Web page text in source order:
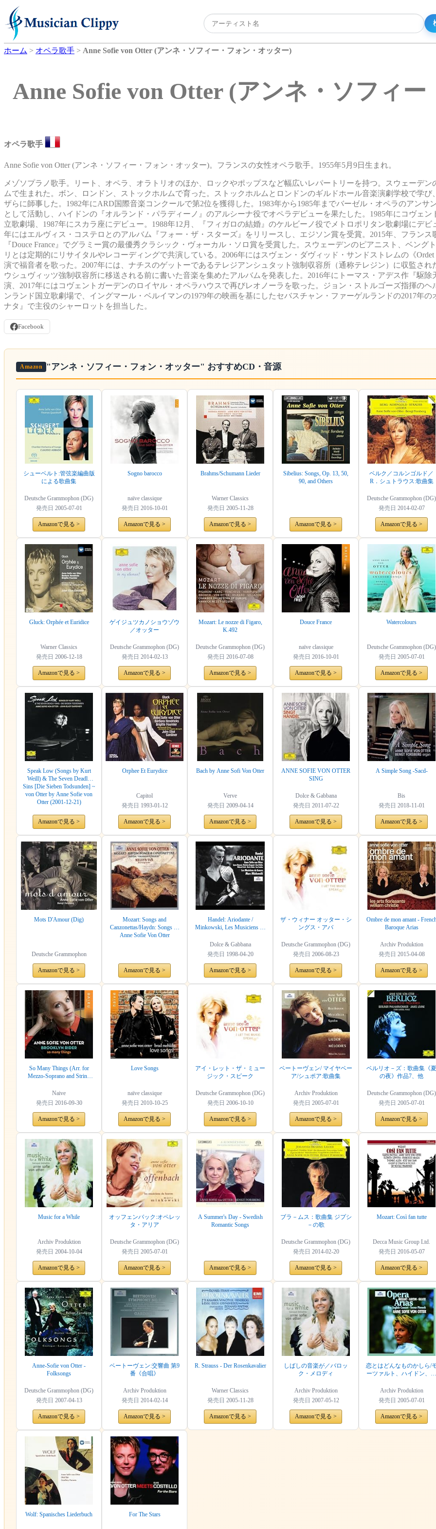
ホーム > オペラ歌手 > Anne Sofie von Otter (アンネ・ソフィー・フォン・オッター)
Anne Sofie von Otter (アンネ・ソフィ
オペラ歌手
Anne Sofie von Otter (アンネ・ソフィー・フォン・オッター)。フランスの女性オペラ歌手。1955年5月9日生まれ。
メゾソプラノ歌手。リート、オペラ、オラトリオのほか、ロックやポップスなど幅広いレパートリーを持つ。スウェーデン
ムで生まれた。ボン、ロンドン、ストックホルムで育った。ストックホルムとロンドンのギルドホール音楽演劇学校で学び
ザらに師事した。1982年にARD国際音楽コンクールで第2位を獲得した。1983年から1985年までバーゼル・オペラのアンサ
として活動し、ハイドンの『オルランド・パラディーノ』のアルシーナ役でオペラデビューを果たした。1985年にコヴェン
立歌劇場、1987年にスカラ座にデビュー。1988年12月、『フィガロの結婚』のケルビーノ役でメトロポリタン歌劇場にデビ
年にはエルヴィス・コステロとのアルバム『フォー・ザ・スターズ』をリリースし、エジソン賞を受賞。2015年、フランス
『Douce France』でグラミー賞の最優秀クラシック・ヴォーカル・ソロ賞を受賞した。スウェーデンのピアニスト、ベング
リとは定期的にリサイタルやレコーディングで共演している。2006年にはスヴェン・ダヴィッド・サンドストレムの《Ordet
演で福音者を歌った。2007年には、ナチスのゲットーであるテレジアンシュタット強制収容所（通称テレジン）に収監され
ウシュヴィッツ強制収容所に移送される前に書いた音楽を集めたアルバムを発表した。2016年にトーマス・アデス作『駆除
演、2017年にはコヴェントガーデンのロイヤル・オペラハウスで再びレオノーラを歌った。ジョン・ストルゴーズ指揮のヘ
ンランド国立歌劇場で、イングマール・ベルイマンの1979年の映画を基にしたセバスチャン・ファーゲルランドの2017年の
ナタ』で主役のシャーロットを担当した。
Facebook
Amazon "アンネ・ソフィー・フォン・オッター" おすすめCD・音源
シューベルト:管弦楽編曲版
による歌曲集
Deutsche Grammophon (DG)
発売日 2005-07-01
Amazonで見る >
Sogno barocco
naïve classique
発売日 2016-10-01
Amazonで見る >
Brahms/Schumann Lieder
Warner Classics
発売日 2005-11-28
Amazonで見る >
Sibelius: Songs, Op. 13, 50,
90, and Others
Amazonで見る >
ベルク／コルンゴルド／
R．シュトラウス:歌曲集
Deutsche Grammophon (DG)
発売日 2014-02-07
Amazonで見る >
Gluck: Orphée et Euridice
Warner Classics
発売日 2006-12-18
Amazonで見る >
ゲイジュツカノショウゾウ
／オッター
Deutsche Grammophon (DG)
発売日 2014-02-13
Amazonで見る >
Mozart: Le nozze di Figaro,
K.492
Deutsche Grammophon (DG)
発売日 2016-07-08
Amazonで見る >
Douce France
naïve classique
発売日 2016-10-01
Amazonで見る >
Watercolours
Deutsche Grammophon (DG)
発売日 2005-07-01
Amazonで見る >
Speak Low (Songs by Kurt
Weill) & The Seven Deadly
Sins [Die Sieben Todsunden] ~
von Otter by Anne Sofie von
Otter (2001-12-21)
Amazonで見る >
Orphee Et Eurydice
Capitol
発売日 1993-01-12
Amazonで見る >
Bach by Anne Sofi Von Otter
Verve
発売日 2009-04-14
Amazonで見る >
ANNE SOFIE VON OTTER
SING
Dolce & Gabbana
発売日 2011-07-22
Amazonで見る >
A Simple Song -Sacd-
Bis
発売日 2018-11-01
Amazonで見る >
Mots D'Amour (Dig)
Deutsche Grammophon
Amazonで見る >
Mozart: Songs and
Canzonettas/Haydn: Songs by
Anne Sofie Von Otter
Amazonで見る >
Handel: Ariodante /
Minkowski, Les Musiciens du
Dolce & Gabbana
発売日 1998-04-20
Amazonで見る >
ザ・ウィナー オッター・シ
ングス・アバ
Deutsche Grammophon (DG)
発売日 2006-08-23
Amazonで見る >
Ombre de mon amant -
Baroque Arias
Archiv Produktion
発売日 2015-04-08
Amazonで見る >
So Many Things (Arr. for
Mezzo-Soprano and String
Naive
発売日 2016-09-30
Amazonで見る >
Love Songs
naïve classique
発売日 2010-10-25
Amazonで見る >
アイ・レット・ザ・ミュー
ジック・スピーク
Deutsche Grammophon (DG)
発売日 2006-10-10
Amazonで見る >
ベートーヴェン/ マイヤベー
ア/シュポア:歌曲集
Archiv Produktion
発売日 2005-07-01
Amazonで見る >
ベルリオ－ズ：歌曲集《夏
の夜》作品7、他
Deutsche Grammophon (DG)
発売日 2005-07-01
Amazonで見る >
Music for a While
Archiv Produktion
発売日 2004-10-04
Amazonで見る >
オッフェンバック:オペレッ
タ・アリア
Deutsche Grammophon (DG)
発売日 2005-07-01
Amazonで見る >
A Summer's Day - Swedish
Romantic Songs
Amazonで見る >
ブラ－ムス：歌曲集 ジプシ
－の歌
Deutsche Grammophon (DG)
発売日 2014-02-20
Amazonで見る >
Mozart: Così fan tutte
Decca Music Group Ltd.
発売日 2016-05-07
Amazonで見る >
Anne-Sofie von Otter -
Folksongs
Deutsche Grammophon (DG)
発売日 2007-04-13
Amazonで見る >
ベートーヴェン:交響曲 第9
番《合唱》
Archiv Produktion
発売日 2014-02-14
Amazonで見る >
R. Strauss - Der Rosenkavalier
Warner Classics
発売日 2005-11-28
Amazonで見る >
しばしの音楽が／バロッ
ク・メロディ
Archiv Produktion
発売日 2007-05-12
Amazonで見る >
恋とはどんなものかしら/
ーツァルト、ハイドン、グ
Archiv Produktion
発売日 2005-07-01
Amazonで見る >
Wolf: Spanisches Liederbuch For The Stars